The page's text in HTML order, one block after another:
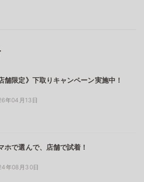
舗限定》下取りキャンペーン実施中！
年04月13日
ホで選んで、店舗で試着！
年08月30日